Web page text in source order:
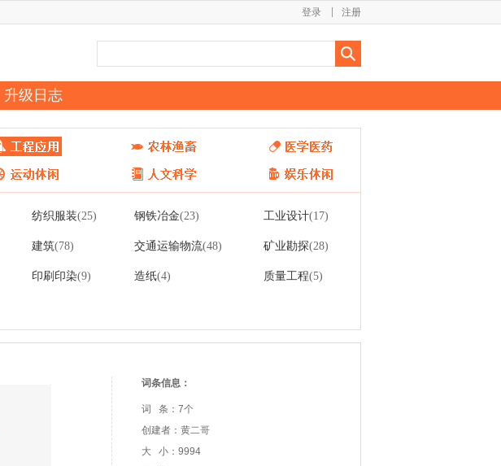
注册
登录
升级日志
纺织服装(25) 钢铁冶金(23) 工业设计(17)
建筑(78) 交通运输物流(48) 矿业勘探(28)
印刷印染(9) 造纸(4) 质量工程(5)
词条信息：
词 条：7个
创建者：黄二哥
大 小：9994